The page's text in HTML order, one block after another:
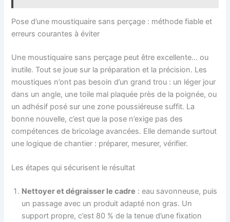
Pose d’une moustiquaire sans perçage : méthode fiable et
erreurs courantes à éviter
Une moustiquaire sans perçage peut être excellente… ou
inutile. Tout se joue sur la préparation et la précision. Les
moustiques n’ont pas besoin d’un grand trou : un léger jour
dans un angle, une toile mal plaquée près de la poignée, ou
un adhésif posé sur une zone poussiéreuse suffit. La
bonne nouvelle, c’est que la pose n’exige pas des
compétences de bricolage avancées. Elle demande surtout
une logique de chantier : préparer, mesurer, vérifier.
Les étapes qui sécurisent le résultat
Nettoyer et dégraisser le cadre : eau savonneuse, puis
un passage avec un produit adapté non gras. Un
support propre, c’est 80 % de la tenue d’une fixation